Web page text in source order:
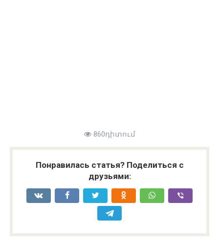
860դիտում
Понравилась статья? Поделиться с
друзьями: